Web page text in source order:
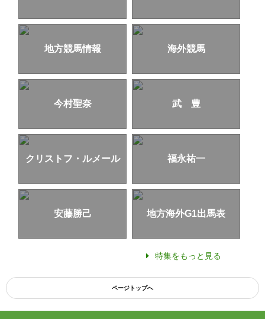
地方競馬情報 海外競馬
今村聖奈 武 豊
クリストフ・ルメール 福永祐一
安藤勝己 地方海外G1出馬表
特集をもっと見る
ページトップへ